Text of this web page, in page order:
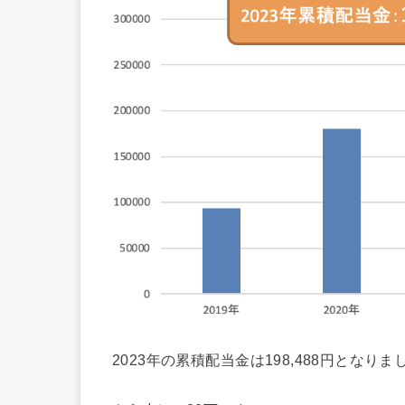
2023年の累積配当金は198,488円となりま